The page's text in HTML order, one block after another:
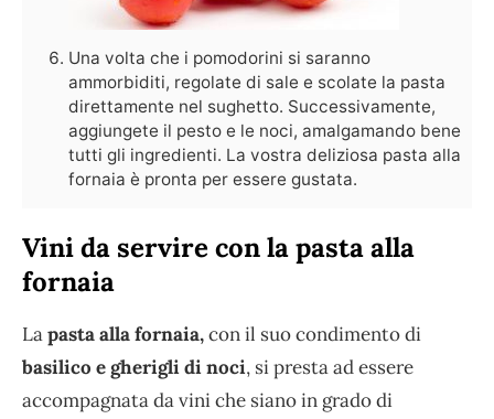
Una volta che i pomodorini si saranno
ammorbiditi, regolate di sale e scolate la pasta
direttamente nel sughetto. Successivamente,
aggiungete il pesto e le noci, amalgamando bene
tutti gli ingredienti. La vostra deliziosa pasta alla
fornaia è pronta per essere gustata.
Vini da servire con la pasta alla
fornaia
Lapasta alla fornaia,con il suo condimento di
basilico e gherigli di noci, si presta ad essere
accompagnata da vini che siano in grado di